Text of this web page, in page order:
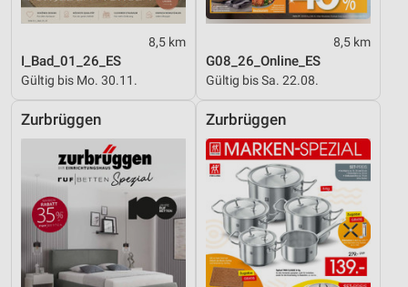
8,5 km
I_Bad_01_26_ES
Gültig bis Mo. 30.11.
8,5 km
G08_26_Online_ES
Gültig bis Sa. 22.08.
Zurbrüggen Zurbrüggen